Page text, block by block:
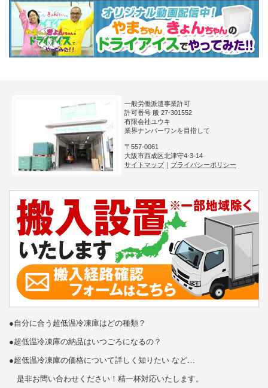
一般労働派遣事業許可
許可番号 般 27-301552
有限会社ユウキ
業界ナンバーワンを目指して
〒557-0061
大阪市西成区北津守4-3-14
サイトマップ｜ プライバシーポリシー
●自分に合う超低温冷凍庫はどの種類？
●超低温冷凍庫の納品はいつごろになるの？
●超低温冷凍庫の価格について詳しく知りたい など…
是非お問い合わせください！精一杯対応いたします。